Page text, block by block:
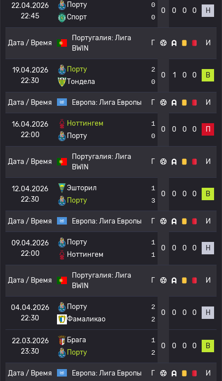
22.04.2026
22:45
Порту
Спорт
0
0
0 0 0 0 Н
Дата / Время
Португалия: Лига
BWIN
Г И
19.04.2026
22:30
Порту
Тондела
2
0
0 1 0 0 В
Дата / Время Европа: Лига Европы Г И
16.04.2026
22:00
Ноттингем
Порту
1
0
0 0 0 0 П
Дата / Время
Португалия: Лига
BWIN
Г И
12.04.2026
22:30
Эшторил
Порту
1
3
0 0 0 0 В
Дата / Время Европа: Лига Европы Г И
09.04.2026
22:00
Порту
Ноттингем
1
1
0 0 0 0 Н
Дата / Время
Португалия: Лига
BWIN
Г И
04.04.2026
22:30
Порту
Фамаликао
2
2
0 0 0 0 Н
22.03.2026
23:30
Брага
Порту
1
2
0 0 0 0 В
Дата / Время Европа: Лига Европы Г И